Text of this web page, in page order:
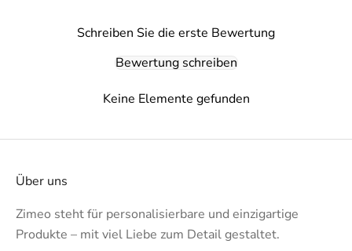
Schreiben Sie die erste Bewertung
Bewertung schreiben
Keine Elemente gefunden
Über uns
Zimeo steht für personalisierbare und einzigartige
Produkte – mit viel Liebe zum Detail gestaltet.